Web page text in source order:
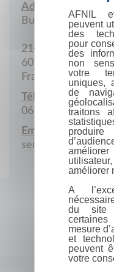
Adresse :
Bureau
214 Rue Saint-
60700 Pontpoint
France
Téléphone
06 33 67 98 41
Email :
AFNIL
peuvent
des
pour
des
non
votre
uniques,
de
traitons
améliorer
A
du site
mesure
et
peuvent
votre